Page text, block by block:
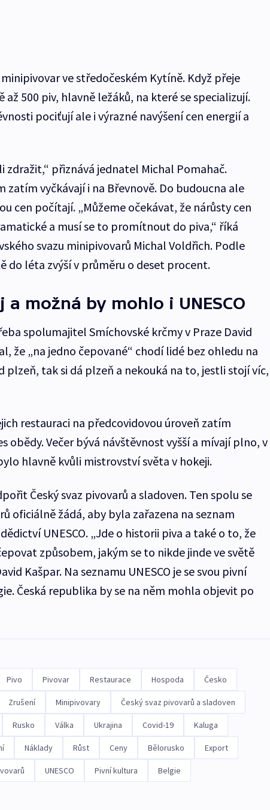
ve středočeském Kytíně. Když přeje
až 500 piv, hlavně ležáků, na které se specializují.
pociťují ale i výrazné navýšení cen energií a
zdražit,“ přiznává jednatel Michal Pomahač.
zatím vyčkávají i na Břevnově. Do budoucna ale
cen počítají. „Můžeme očekávat, že nárůsty cen
a musí se to promítnout do piva,“ říká
svazu minipivovarů Michal Voldřich. Podle
do léta zvýší v průměru o deset procent.
možná by mohlo i UNESCO
spolumajitel Smíchovské krčmy v Praze David
že „na jedno čepované“ chodí lidé bez ohledu na
plzeň, tak si dá plzeň a nekouká na to, jestli stojí víc,
restauraci na předcovidovou úroveň zatím
obědy. Večer bývá návštěvnost vyšší a mívají plno, v
hlavně kvůli mistrovství světa v hokeji.
Český svaz pivovarů a sladoven. Ten spolu se
oficiálně žádá, aby byla zařazena na seznam
UNESCO. „Jde o historii piva a také o to, že
způsobem, jakým se to nikde jinde ve světě
Kašpar. Na seznamu UNESCO je se svou pivní
Česká republika by se na něm mohla objevit po
Pivo Pivovar Restaurace Hospoda Česko
Zrušení Minipivovary Český svaz pivovarů a sladoven
Rusko Válka Ukrajina Covid-19 Kaluga
Náklady Růst Ceny Bělorusko Export
UNESCO Pivní kultura Belgie